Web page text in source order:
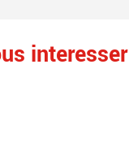
interesser